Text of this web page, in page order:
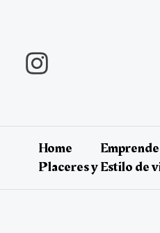
contenido
Home
Placeres y Estilo de